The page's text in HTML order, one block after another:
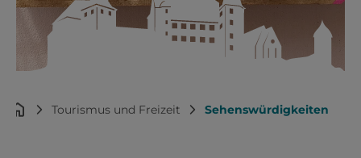
Sehenswürdigkeiten
Tourismus und Freizeit